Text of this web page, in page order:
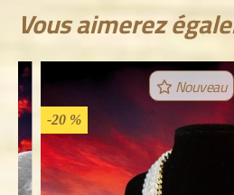
Vous aimerez
-20 %
Nouveau